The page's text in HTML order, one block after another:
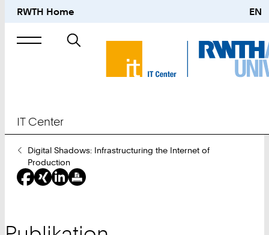
RWTH Home EN
Suche
nach
IT Center
Sie
sind
hier:
Digital Shadows: Infrastructuring the Internet of
Production